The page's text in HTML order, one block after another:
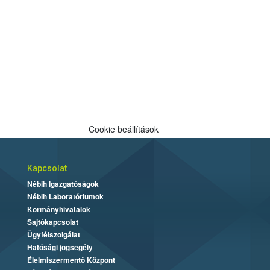
Cookie beállítások
Kapcsolat
Nébih Igazgatóságok
Nébih Laboratóriumok
Kormányhivatalok
Sajtókapcsolat
Ügyfélszolgálat
Hatósági jogsegély
Élelmiszermentő Központ